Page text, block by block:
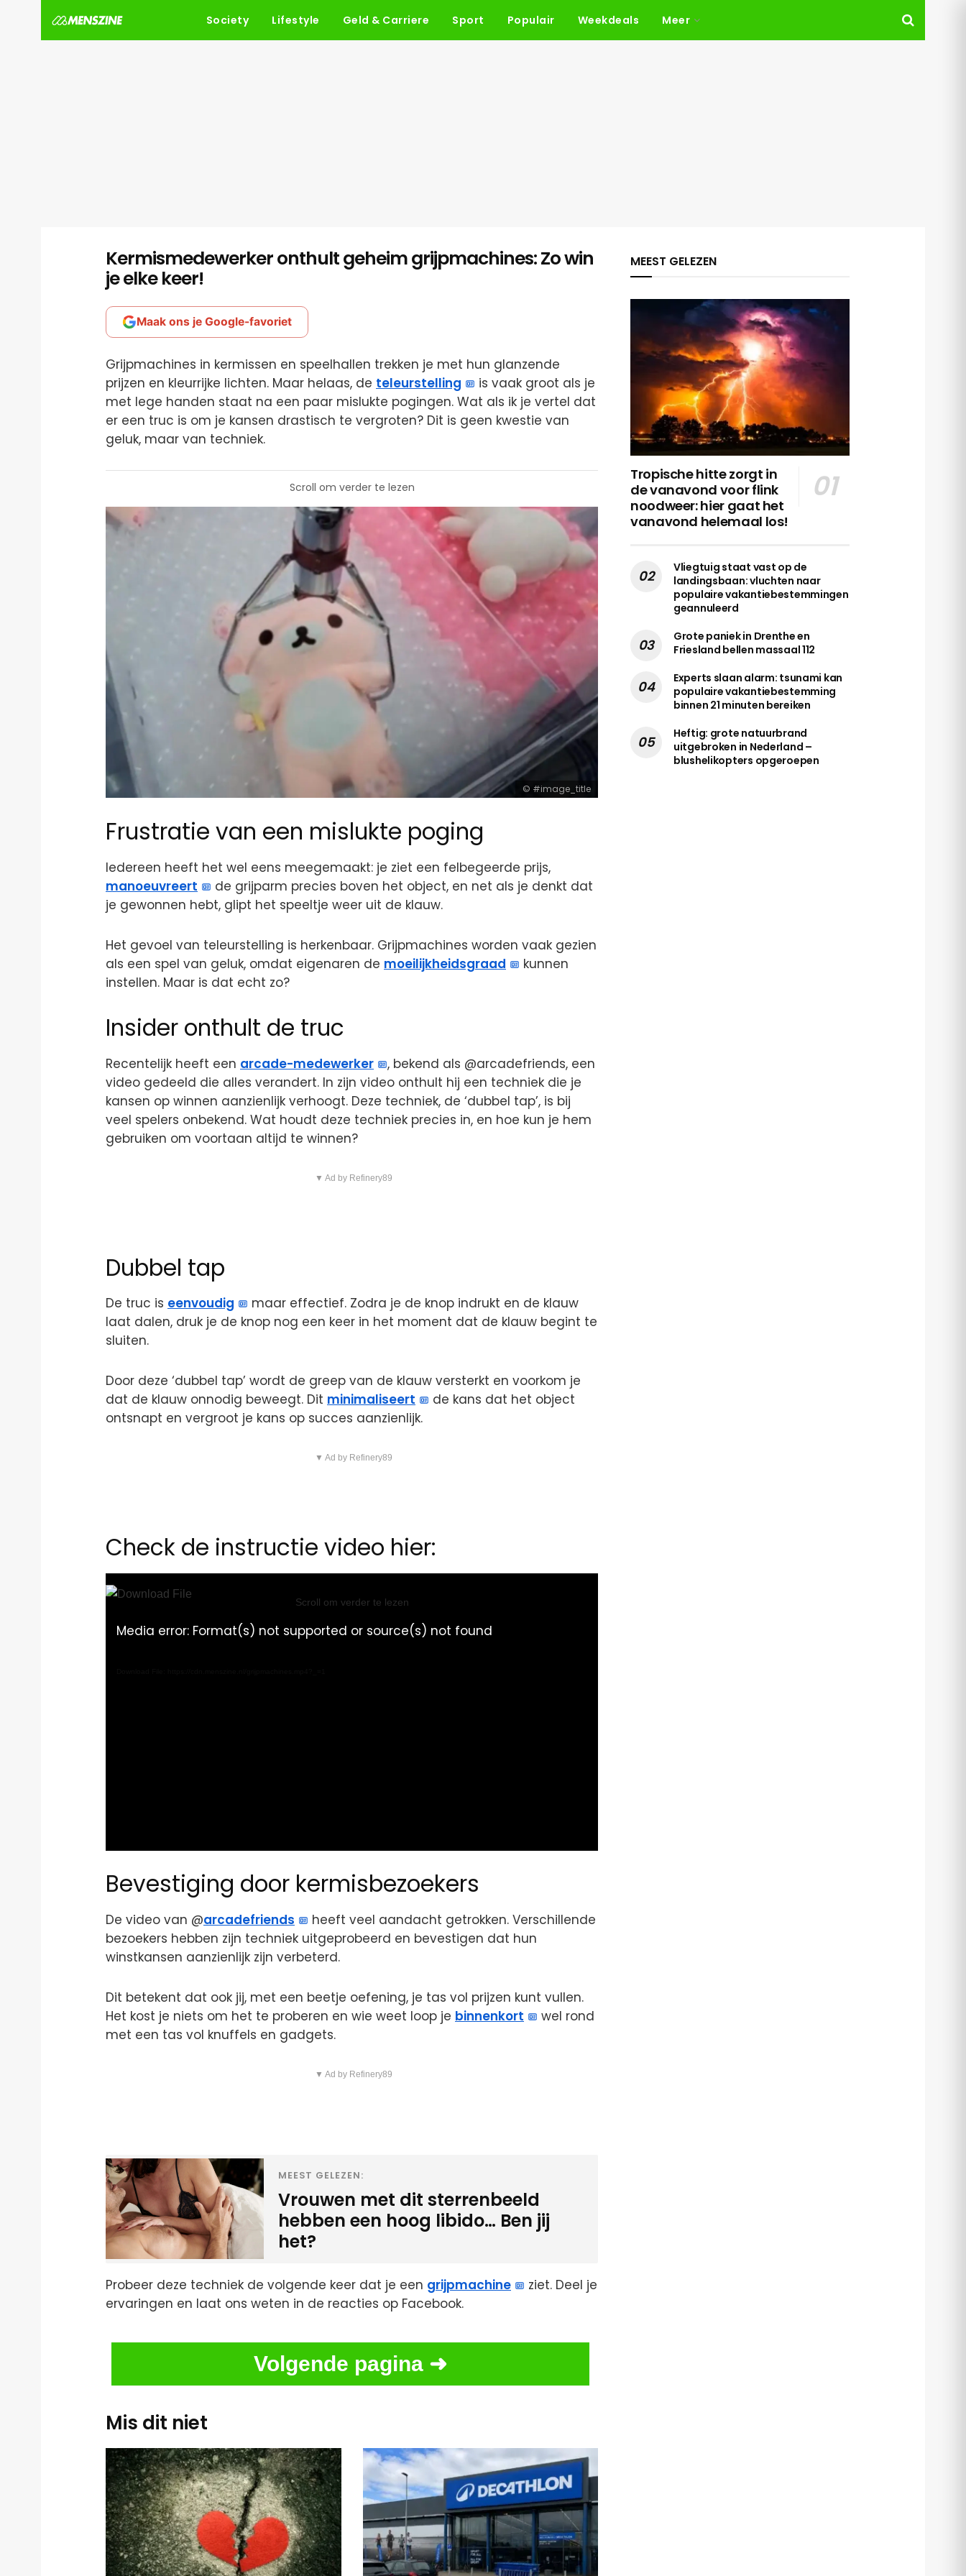
Society Lifestyle Geld & Carriere Sport Populair Weekdeals Meer
Kermismedewerker onthult geheim grijpmachines: Zo win
je elke keer!
Maak ons je Google-favoriet
Grijpmachines in kermissen en speelhallen trekken je met hun glanzende
prijzen en kleurrijke lichten. Maar helaas, de teleurstelling
is vaak groot als je
met lege handen staat na een paar mislukte pogingen. Wat als ik je vertel dat
er een truc is om je kansen drastisch te vergroten? Dit is geen kwestie van
geluk, maar van techniek.
Scroll om verder te lezen
#image_title
Frustratie van een mislukte poging
Iedereen heeft het wel eens meegemaakt: je ziet een felbegeerde prijs,
manoeuvreert
de grijparm precies boven het object, en net als je denkt dat
je gewonnen hebt, glipt het speeltje weer uit de klauw.
Het gevoel van teleurstelling is herkenbaar. Grijpmachines worden vaak gezien
als een spel van geluk, omdat eigenaren de moeilijkheidsgraad
kunnen
instellen. Maar is dat echt zo?
Insider onthult de truc
Recentelijk heeft een arcade-medewerker
, bekend als @arcadefriends, een
video gedeeld die alles verandert. In zijn video onthult hij een techniek die je
kansen op winnen aanzienlijk verhoogt. Deze techniek, de ‘dubbel tap’, is bij
veel spelers onbekend. Wat houdt deze techniek precies in, en hoe kun je hem
gebruiken om voortaan altijd te winnen?
▼ Ad by Refinery89
Dubbel tap
De truc is eenvoudig
maar effectief. Zodra je de knop indrukt en de klauw
laat dalen, druk je de knop nog een keer in het moment dat de klauw begint te
sluiten.
Door deze ‘dubbel tap’ wordt de greep van de klauw versterkt en voorkom je
dat de klauw onnodig beweegt. Dit minimaliseert
de kans dat het object
ontsnapt en vergroot je kans op succes aanzienlijk.
▼ Ad by Refinery89
Check de instructie video hier:
Video
Player
Scroll om verder te lezen
Media error: Format(s) not supported or source(s) not found
Bevestiging door kermisbezoekers
De video van @arcadefriends
heeft veel aandacht getrokken. Verschillende
bezoekers hebben zijn techniek uitgeprobeerd en bevestigen dat hun
winstkansen aanzienlijk zijn verbeterd.
Dit betekent dat ook jij, met een beetje oefening, je tas vol prijzen kunt vullen.
Het kost je niets om het te proberen en wie weet loop je binnenkort
wel rond
met een tas vol knuffels en gadgets.
▼ Ad by Refinery89
MEEST GELEZEN:
Vrouwen met dit sterrenbeeld
hebben een hoog libido… Ben jij
het?
Probeer deze techniek de volgende keer dat je een grijpmachine
ziet. Deel je
ervaringen en laat ons weten in de reacties op Facebook.
Volgende pagina ➜
Mis dit niet
MEEST GELEZEN
Tropische hitte zorgt in
de vanavond voor flink
noodweer: hier gaat het
vanavond helemaal los!
Vliegtuig staat vast op de
landingsbaan: vluchten naar
populaire vakantiebestemmingen
geannuleerd
Grote paniek in Drenthe en
Friesland bellen massaal 112
Experts slaan alarm: tsunami kan
populaire vakantiebestemming
binnen 21 minuten bereiken
Heftig: grote natuurbrand
uitgebroken in Nederland –
blushelikopters opgeroepen